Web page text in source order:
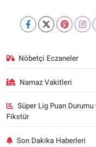
Nöbetçi Eczaneler
Namaz Vakitleri
Süper Lig Puan Durumu
Fikstür
Son Dakika Haberleri